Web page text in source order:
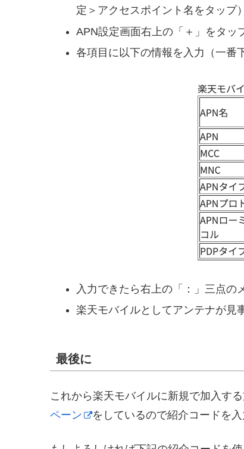
定＞アクセスポイント名をタップ）
APN設定画面右上の「＋」をタッ
各項目に以下の情報を入力（一番
入力できたら右上の「：」三点の
楽天モバイルとしてアンテナが見
最後に
これから楽天モバイルに新規で加入す
ペーン
をしているので紹介コードを